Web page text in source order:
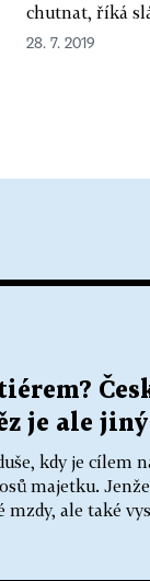
chutnat, říká
28. 7. 2019
je ale jiný
kdy je cílem
majetku.
mzdy, ale také